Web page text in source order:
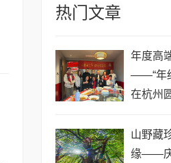
热门文章
年度高
——“年
在杭州
山野藏
缘——庆